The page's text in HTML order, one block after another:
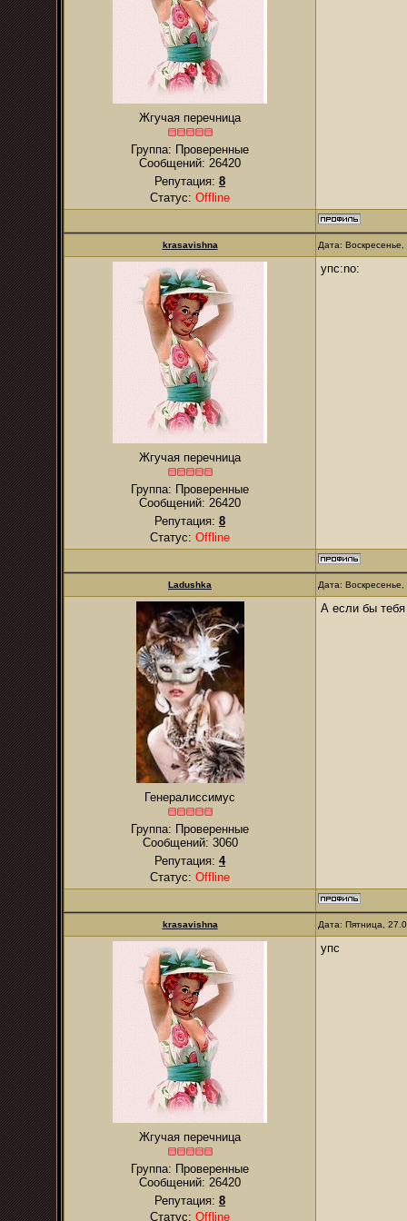
Жгучая перечница
Группа: Проверенные
Сообщений: 26420
Репутация: 8
Статус: Offline
krasavishna Дата:
Жгучая перечница
Группа: Проверенные
Сообщений: 26420
Репутация: 8
Статус: Offline
упс:no:
Ladushkа Дата:
Генералиссимус
Группа: Проверенные
Сообщений: 3060
Репутация: 4
Статус: Offline
А если бы
krasavishna Дата: Пятница,
Жгучая перечница
Группа: Проверенные
Сообщений: 26420
Репутация: 8
Статус: Offline
упс